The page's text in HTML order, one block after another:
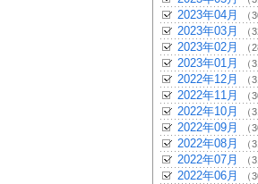
2023年04月 （
2023年03月 （
2023年02月 （
2023年01月 （
2022年12月 （
2022年11月 （
2022年10月 （
2022年09月 （
2022年08月 （
2022年07月 （
2022年06月 （